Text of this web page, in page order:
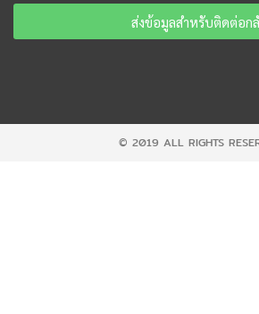
ส่งข้อมูลสำหรับติดต่อก
© 2019 ALL RIGHTS